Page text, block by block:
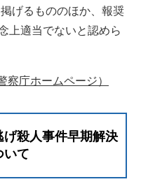
げるもののほか、報奨
上適当でないと認めら
庁ホームページ）
殺人事件早期解決
いて